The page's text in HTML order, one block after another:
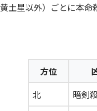
土星以外）ごとに本命
方位
北
暗剣